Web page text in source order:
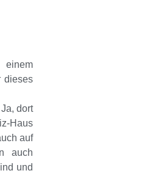
einem
dieses
dort
Haus
auf
auch
und